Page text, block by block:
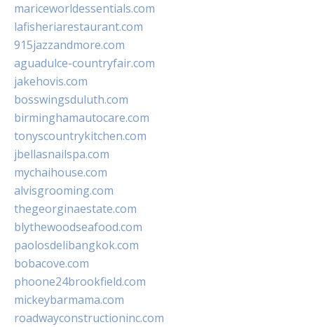
mariceworldessentials.com
lafisheriarestaurant.com
915jazzandmore.com
aguadulce-countryfair.com
jakehovis.com
bosswingsduluth.com
birminghamautocare.com
tonyscountrykitchen.com
jbellasnailspa.com
mychaihouse.com
alvisgrooming.com
thegeorginaestate.com
blythewoodseafood.com
paolosdelibangkok.com
bobacove.com
phoone24brookfield.com
mickeybarmama.com
roadwayconstructioninc.com